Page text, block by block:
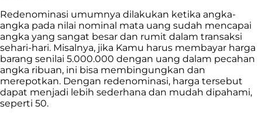
Redenominasi umumnya dilakukan ketika angka-
angka pada nilai nominal mata uang sudah mencapai
angka yang sangat besar dan rumit dalam transaksi
sehari-hari. Misalnya, jika Kamu harus membayar harga
barang senilai 5.000.000 dengan uang dalam pecahan
angka ribuan, ini bisa membingungkan dan
merepotkan. Dengan redenominasi, harga tersebut
dapat menjadi lebih sederhana dan mudah dipahami,
seperti 50.